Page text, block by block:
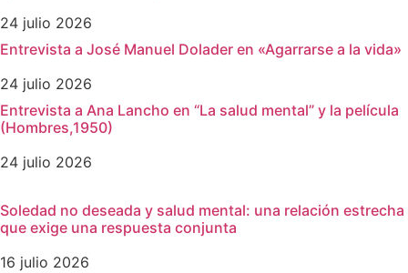
24 julio 2026
Entrevista a José Manuel Dolader en «Agarrarse a la vida»
24 julio 2026
Entrevista a Ana Lancho en “La salud mental” y la película
(Hombres,1950)
24 julio 2026
Soledad no deseada y salud mental: una relación estrecha
que exige una respuesta conjunta
16 julio 2026